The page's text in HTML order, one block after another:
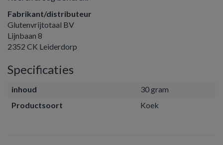
Fabrikant/distributeur
Glutenvrijtotaal BV
Lijnbaan 8
2352 CK Leiderdorp
Specificaties
inhoud
30 gram
Productsoort
Koek